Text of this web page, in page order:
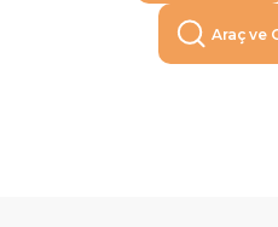
Araç ve